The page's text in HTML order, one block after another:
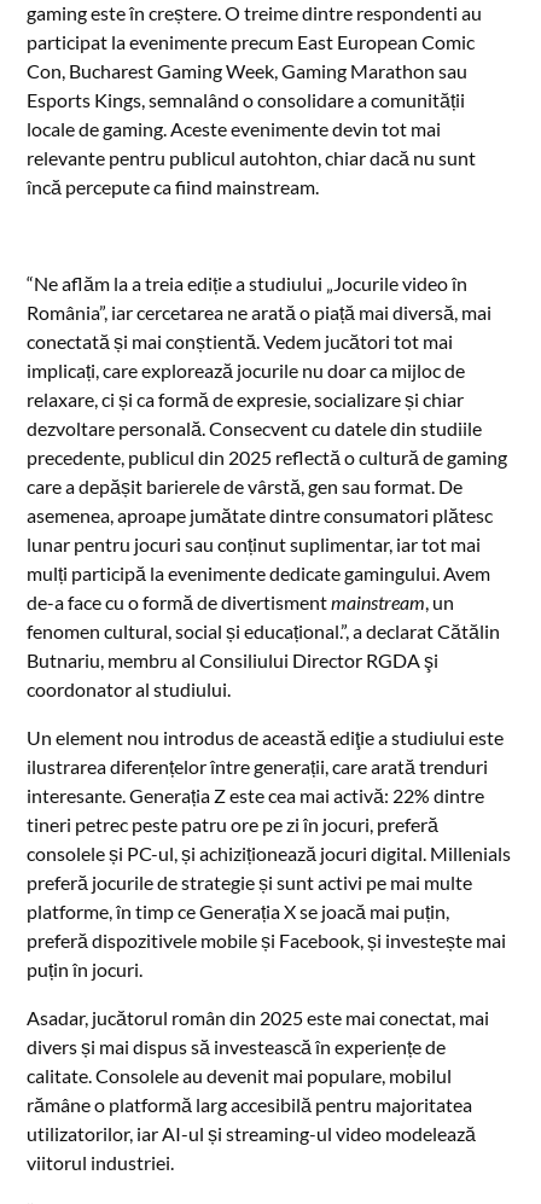
gaming este în creștere. O treime dintre respondenti au
participat la evenimente precum East European Comic
Con, Bucharest Gaming Week, Gaming Marathon sau
Esports Kings, semnalând o consolidare a comunității
locale de gaming. Aceste evenimente devin tot mai
relevante pentru publicul autohton, chiar dacă nu sunt
încă percepute ca fiind mainstream.
“Ne aflăm la a treia ediție a studiului „Jocurile video în
România”, iar cercetarea ne arată o piață mai diversă, mai
conectată și mai conștientă. Vedem jucători tot mai
implicați, care explorează jocurile nu doar ca mijloc de
relaxare, ci și ca formă de expresie, socializare și chiar
dezvoltare personală. Consecvent cu datele din studiile
precedente, publicul din 2025 reflectă o cultură de gaming
care a depășit barierele de vârstă, gen sau format. De
asemenea, aproape jumătate dintre consumatori plătesc
lunar pentru jocuri sau conținut suplimentar, iar tot mai
mulți participă la evenimente dedicate gamingului. Avem
de-a face cu o formă de divertismentmainstream, un
fenomen cultural, social și educațional.”, a declarat Cătălin
Butnariu, membru al Consiliului Director RGDA şi
coordonator al studiului.
Un element nou introdus de această ediţie a studiului este
ilustrarea diferențelor între generații, care arată trenduri
interesante. Generația Z este cea mai activă: 22% dintre
tineri petrec peste patru ore pe zi în jocuri, preferă
consolele și PC-ul, și achiziționează jocuri digital. Millenials
preferă jocurile de strategie și sunt activi pe mai multe
platforme, în timp ce Generația X se joacă mai puțin,
preferă dispozitivele mobile și Facebook, și investește mai
puțin în jocuri.
Asadar, jucătorul român din 2025 este mai conectat, mai
divers și mai dispus să investească în experiențe de
calitate. Consolele au devenit mai populare, mobilul
rămâne o platformă larg accesibilă pentru majoritatea
utilizatorilor, iar AI-ul și streaming-ul video modelează
viitorul industriei.